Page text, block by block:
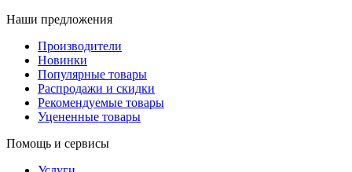
Наши предложения
Производители
Новинки
Популярные товары
Распродажи и скидки
Рекомендуемые товары
Уцененные товары
Помощь и сервисы